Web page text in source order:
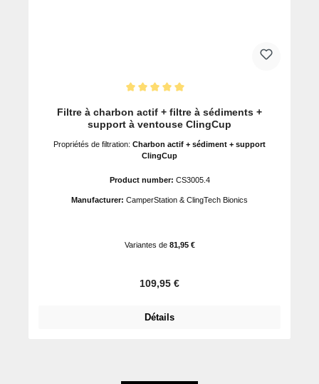
Filtre à charbon actif + filtre à sédiments +
support à ventouse ClingCup
Propriétés de filtration: Charbon actif + sédiment + support
ClingCup
Product number: CS3005.4
Manufacturer: CamperStation & ClingTech Bionics
Variantes de81,95 €
Prix régulier :
109,95 €
Détails